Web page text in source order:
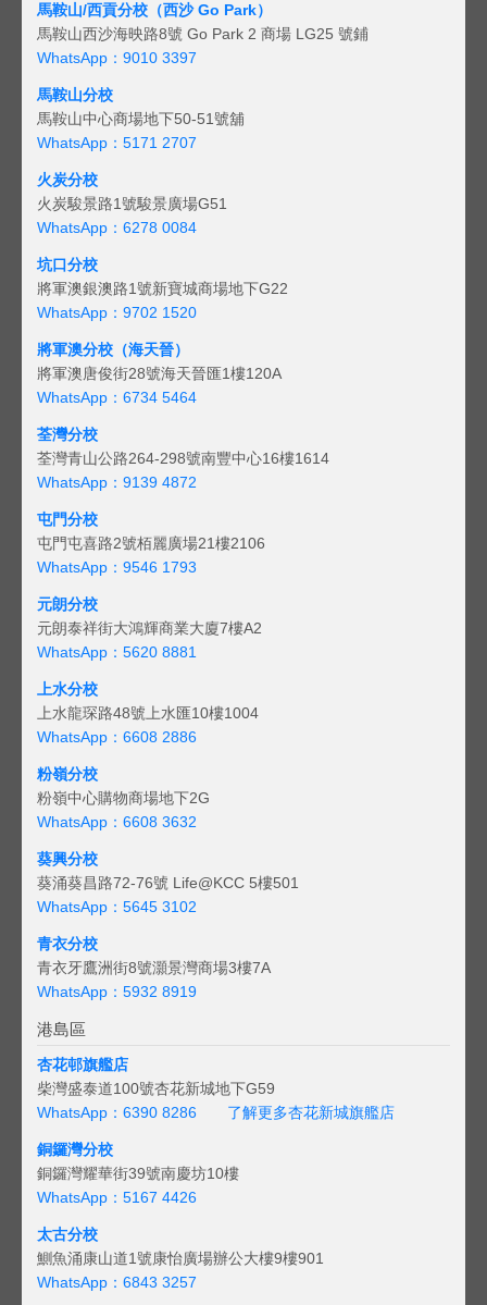
馬鞍山/西貢分校（西沙 Go Park）
馬鞍山西沙海映路8號 Go Park 2 商場 LG25 號鋪
WhatsApp：9010 3397
馬鞍山分校
馬鞍山中心商場地下50-51號舖
WhatsApp：5171 2707
火炭分校
火炭駿景路1號駿景廣場G51
WhatsApp：6278 0084
坑口分校
將軍澳銀澳路1號新寶城商場地下G22
WhatsApp：9702 1520
將軍澳分校（海天晉）
將軍澳唐俊街28號海天晉匯1樓120A
WhatsApp：6734 5464
荃灣分校
荃灣青山公路264-298號南豐中心16樓1614
WhatsApp：9139 4872
屯門分校
屯門屯喜路2號栢麗廣場21樓2106
WhatsApp：9546 1793
元朗分校
元朗泰祥街大鴻輝商業大廈7樓A2
WhatsApp：5620 8881
上水分校
上水龍琛路48號上水匯10樓1004
WhatsApp：6608 2886
粉嶺分校
粉嶺中心購物商場地下2G
WhatsApp：6608 3632
葵興分校
葵涌葵昌路72-76號 Life@KCC 5樓501
WhatsApp：5645 3102
青衣分校
青衣牙鷹洲街8號灝景灣商場3樓7A
WhatsApp：5932 8919
港島區
杏花邨旗艦店
柴灣盛泰道100號杏花新城地下G59
WhatsApp：6390 8286
了解更多杏花新城旗艦店
銅鑼灣分校
銅鑼灣耀華街39號南慶坊10樓
WhatsApp：5167 4426
太古分校
鰂魚涌康山道1號康怡廣場辦公大樓9樓901
WhatsApp：6843 3257